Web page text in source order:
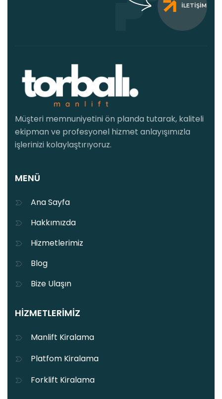
İLETIŞIM
Müşteri memnuniyetini ön planda tutarak, kaliteli
ekipman ve profesyonel hizmet anlayışımızla
işlerinizi kolaylaştırıyoruz.
MENÜ
Ana Sayfa
Hakkımızda
Hizmetlerimiz
Blog
Bize Ulaşın
HIZMETLERIMIZ
Manlift Kiralama
Platfom Kiralama
Forklift Kiralama